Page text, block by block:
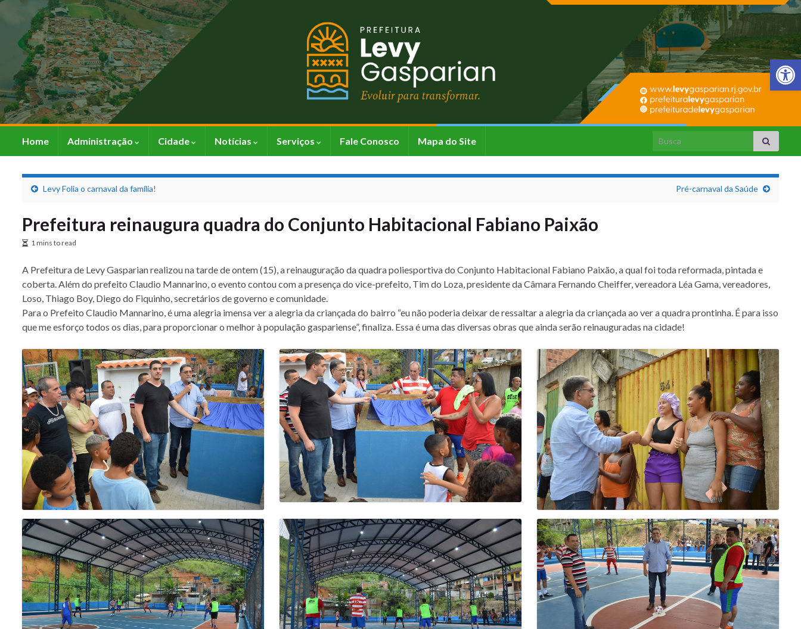
Barra de
Home Administração Cidade Notícias Serviços Fale Conosco Mapa do Site Search for:
Levy Folia o carnaval da família! Pré-carnaval da Saúde
Prefeitura reinaugura quadra do Conjunto Habitacional Fabiano Paixão
1 mins to read
A Prefeitura de Levy Gasparian realizou na tarde de ontem (15), a reinauguração da quadra poliesportiva do Conjunto Habitacional Fabiano Paixão, a qual foi toda reformada, pintada e
coberta. Além do prefeito Claudio Mannarino, o evento contou com a presença do vice-prefeito, Tim do Loza, presidente da Câmara Fernando Cheiffer, vereadora Léa Gama, vereadores,
Loso, Thiago Boy, Diego do Fiquinho, secretários de governo e comunidade.
Para o Prefeito Claudio Mannarino, é uma alegria imensa ver a alegria da criançada do bairro “eu não poderia deixar de ressaltar a alegria da criançada ao ver a quadra prontinha. É para isso
que me esforço todos os dias, para proporcionar o melhor à população gaspariense”, finaliza. Essa é uma das diversas obras que ainda serão reinauguradas na cidade!